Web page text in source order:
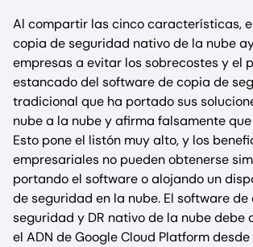
Al compartir las cinco características,
copia de seguridad nativo de la nube
empresas a evitar los sobrecostes y el
estancado del software de copia de
tradicional que ha portado sus
nube a la nube y afirma falsamente
Esto pone el listón muy alto, y los
empresariales no pueden obtenerse
portando el software o alojando un
de seguridad en la nube. El software
seguridad y DR nativo de la nube debe
el ADN de Google Cloud Platform